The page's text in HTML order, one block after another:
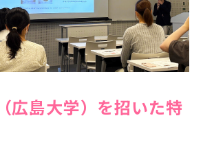
広島大学）を招いた特